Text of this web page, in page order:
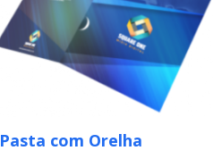
Pasta com Orelha